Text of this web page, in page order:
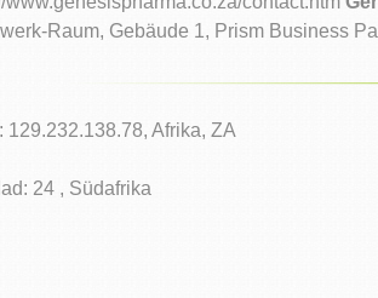
Raum, Gebäude 1, Prism Business
129.232.138.78, Afrika, ZA
24 , Südafrika